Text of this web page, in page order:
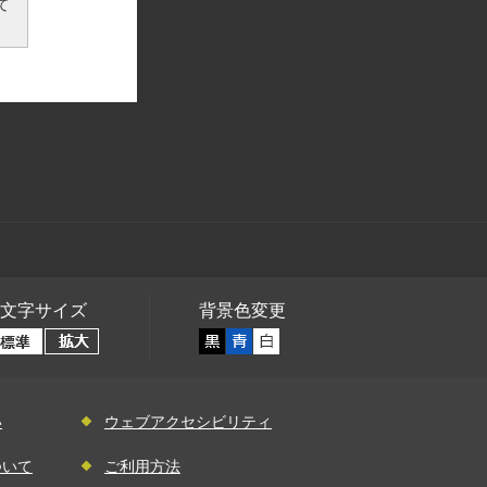
文字サイズ 背景色変更
ウェブアクセシビリティ
て ご利用方法